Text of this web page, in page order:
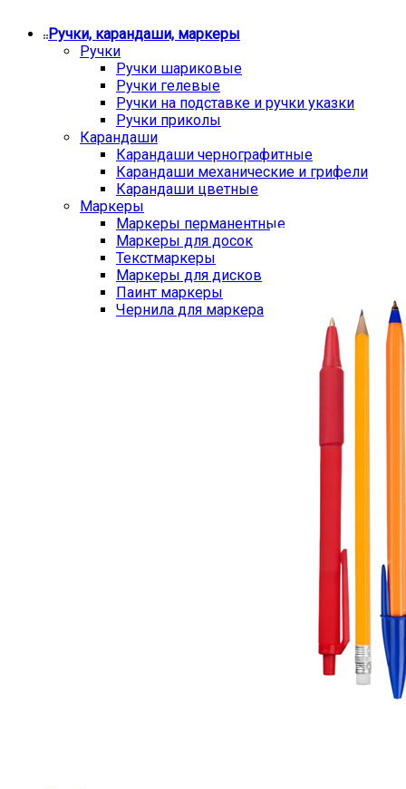
Ручки, карандаши, маркеры
Ручки
Ручки шариковые
Ручки гелевые
Ручки на подставке и ручки указки
Ручки приколы
Карандаши
Карандаши чернографитные
Карандаши механические и грифели
Карандаши цветные
Маркеры
Маркеры перманентные
Маркеры для досок
Текстмаркеры
Маркеры для дисков
Паинт маркеры
Чернила для маркера